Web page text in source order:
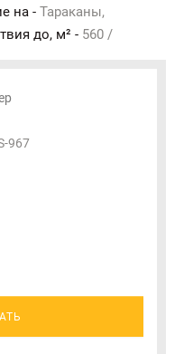
на - Тараканы,
до, м² - 560 /
967